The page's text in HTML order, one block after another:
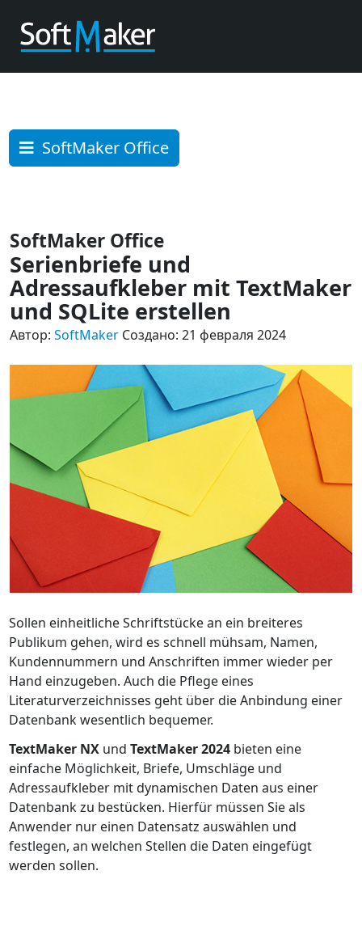
SoftMaker Office
Serienbriefe und
Adressaufkleber mit TextMaker
und SQLite erstellen
Автор: SoftMaker Создано: 21 февраля 2024
Sollen einheitliche Schriftstücke an ein breiteres
Publikum gehen, wird es schnell mühsam, Namen,
Kundennummern und Anschriften immer wieder per
Hand einzugeben. Auch die Pflege eines
Literaturverzeichnisses geht über die Anbindung einer
Datenbank wesentlich bequemer.
TextMaker NX und TextMaker 2024 bieten eine
einfache Möglichkeit, Briefe, Umschläge und
Adressaufkleber mit dynamischen Daten aus einer
Datenbank zu bestücken. Hierfür müssen Sie als
Anwender nur einen Datensatz auswählen und
festlegen, an welchen Stellen die Daten eingefügt
werden sollen.
SoftMaker Office